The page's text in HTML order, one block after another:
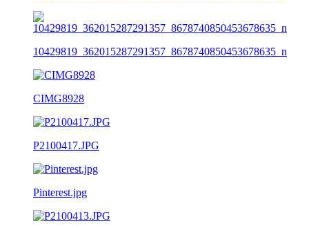
10429819_362015287291357_8678740850453678635_n
CIMG8928
P2100417.JPG
Pinterest.jpg